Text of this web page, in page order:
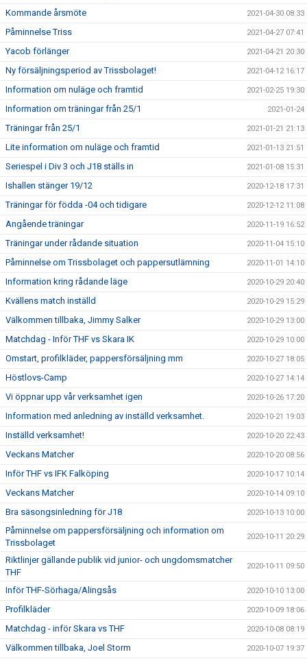
Kommande årsmöte 2021-04-30 08:33
Påminnelse Triss 2021-04-27 07:41
Yacob förlänger 2021-04-21 20:30
Ny försäljningsperiod av Trissbolaget! 2021-04-12 16:17
Information om nuläge och framtid 2021-02-25 19:30
Information om träningar från 25/1 2021-01-24
Träningar från 25/1 2021-01-21 21:13
Lite information om nuläge och framtid 2021-01-13 21:51
Seriespel i Div 3 och J18 ställs in 2021-01-08 15:31
Ishallen stänger 19/12 2020-12-18 17:31
Träningar för födda -04 och tidigare 2020-12-12 11:08
Angående träningar 2020-11-19 16:52
Träningar under rådande situation 2020-11-04 15:10
Påminnelse om Trissbolaget och pappersutlämning 2020-11-01 14:10
Information kring rådande läge 2020-10-29 20:40
Kvällens match inställd 2020-10-29 15:29
Välkommen tillbaka, Jimmy Salker 2020-10-29 13:00
Matchdag - Inför THF vs Skara IK 2020-10-29 10:00
Omstart, profilkläder, pappersförsäljning mm 2020-10-27 18:05
Höstlovs-Camp 2020-10-27 14:14
Vi öppnar upp vår verksamhet igen 2020-10-26 17:20
Information med anledning av inställd verksamhet. 2020-10-21 19:03
Inställd verksamhet! 2020-10-20 22:43
Veckans Matcher 2020-10-20 08:56
Inför THF vs IFK Falköping 2020-10-17 10:14
Veckans Matcher 2020-10-14 09:10
Bra säsongsinledning för J18 2020-10-13 10:00
Påminnelse om pappersförsäljning och information om
Trissbolaget
2020-10-11 20:29
Riktlinjer gällande publik vid junior- och ungdomsmatcher
THF
2020-10-11 09:50
Inför THF-Sörhaga/Alingsås 2020-10-10 13:00
Profilkläder 2020-10-09 18:06
Matchdag - inför Skara vs THF 2020-10-08 08:19
Välkommen tillbaka, Joel Storm 2020-10-07 19:37